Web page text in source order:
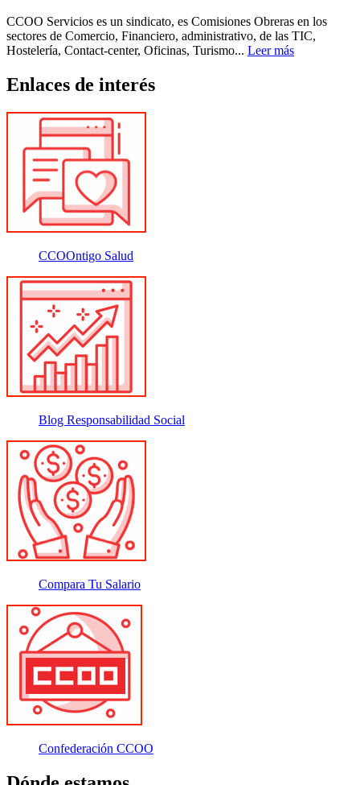
CCOO Servicios es un sindicato, es Comisiones Obreras en los
sectores de Comercio, Financiero, administrativo, de las TIC,
Hostelería, Contact-center, Oficinas, Turismo... Leer más
Enlaces de interés
CCOOntigo Salud
Blog Responsabilidad Social
Compara Tu Salario
Confederación CCOO